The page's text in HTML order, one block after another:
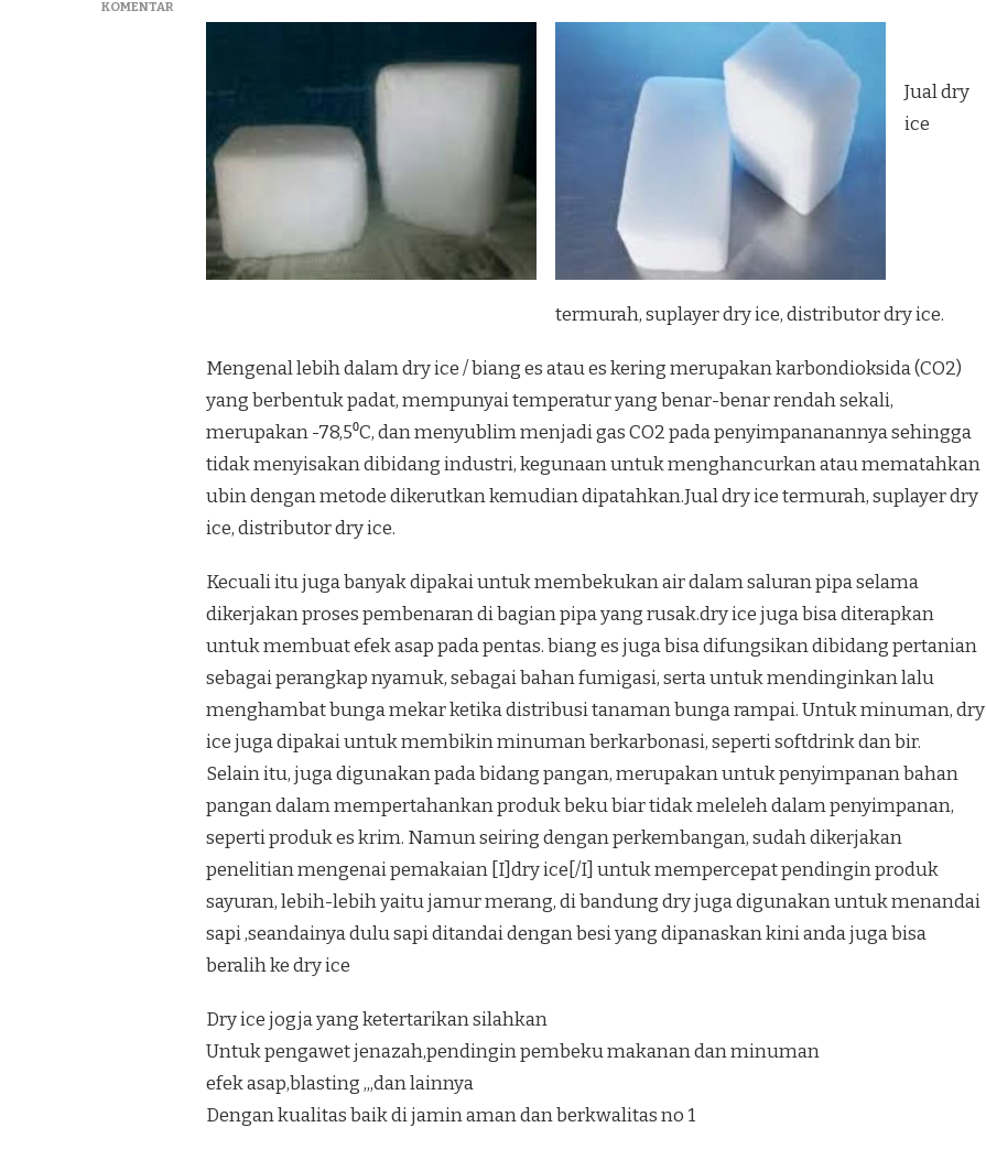
KOMENTARPADA
TERMURAH
Jual dry
ice
termurah, suplayer dry ice, distributor dry ice.
Mengenal lebih dalam dry ice / biang es atau es kering merupakan karbondioksida (CO2)
yang berbentuk padat, mempunyai temperatur yang benar-benar rendah sekali,
merupakan -78,5⁰C, dan menyublim menjadi gas CO2 pada penyimpananannya sehingga
tidak menyisakan dibidang industri, kegunaan untuk menghancurkan atau mematahkan
ubin dengan metode dikerutkan kemudian dipatahkan.Jual dry ice termurah, suplayer dry
ice, distributor dry ice.
Kecuali itu juga banyak dipakai untuk membekukan air dalam saluran pipa selama
dikerjakan proses pembenaran di bagian pipa yang rusak.dry ice juga bisa diterapkan
untuk membuat efek asap pada pentas. biang es juga bisa difungsikan dibidang pertanian
sebagai perangkap nyamuk, sebagai bahan fumigasi, serta untuk mendinginkan lalu
menghambat bunga mekar ketika distribusi tanaman bunga rampai. Untuk minuman, dry
ice juga dipakai untuk membikin minuman berkarbonasi, seperti softdrink dan bir.
Selain itu, juga digunakan pada bidang pangan, merupakan untuk penyimpanan bahan
pangan dalam mempertahankan produk beku biar tidak meleleh dalam penyimpanan,
seperti produk es krim. Namun seiring dengan perkembangan, sudah dikerjakan
penelitian mengenai pemakaian [I]dry ice[/I] untuk mempercepat pendingin produk
sayuran, lebih-lebih yaitu jamur merang, di bandung dry juga digunakan untuk menandai
sapi ,seandainya dulu sapi ditandai dengan besi yang dipanaskan kini anda juga bisa
beralih ke dry ice
Dry ice jogja yang ketertarikan silahkan
Untuk pengawet jenazah,pendingin pembeku makanan dan minuman
efek asap,blasting ,,,dan lainnya
Dengan kualitas baik di jamin aman dan berkwalitas no 1